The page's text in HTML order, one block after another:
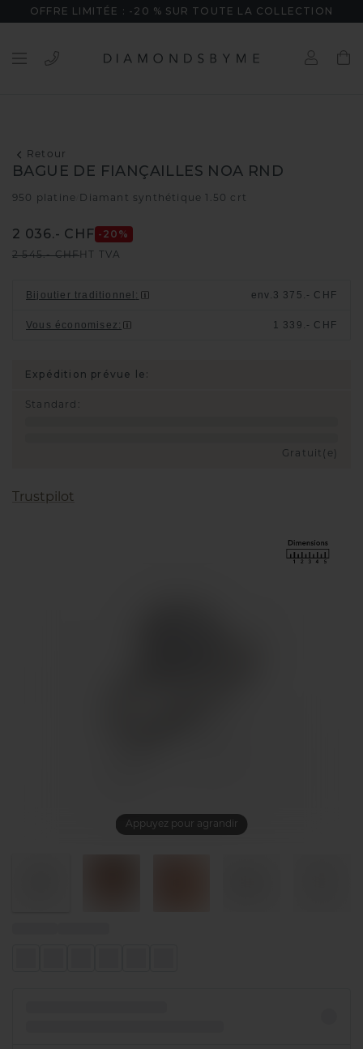
OFFRE LIMITÉE : -20 % SUR TOUTE LA COLLECTION
Retour
Appuyez pour agrandir
BAGUE DE FIANÇAILLES NOA RND
950 platine Diamant synthétique 1.50 crt
2 036.- CHF -20 %
2 545.- CHF HT TVA
Bijoutier traditionnel : env. 3 375.- CHF
Vous économisez : 1 339.- CHF
Expédition prévue le:
Standard :
Gratuit(e)
Trustpilot